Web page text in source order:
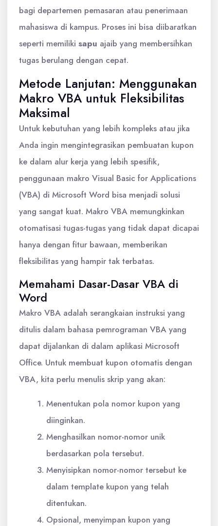
bagi departemen pemasaran atau penerimaan
mahasiswa di kampus. Proses ini bisa diibaratkan
seperti memiliki sapu ajaib yang membersihkan
tugas berulang dengan cepat.
Metode Lanjutan: Menggunakan
Makro VBA untuk Fleksibilitas
Maksimal
Untuk kebutuhan yang lebih kompleks atau jika
Anda ingin mengintegrasikan pembuatan kupon
ke dalam alur kerja yang lebih spesifik,
penggunaan makro Visual Basic for Applications
(VBA) di Microsoft Word bisa menjadi solusi
yang sangat kuat. Makro VBA memungkinkan
otomatisasi tugas-tugas yang tidak dapat dicapai
hanya dengan fitur bawaan, memberikan
fleksibilitas yang hampir tak terbatas.
Memahami Dasar-Dasar VBA di
Word
Makro VBA adalah serangkaian instruksi yang
ditulis dalam bahasa pemrograman VBA yang
dapat dijalankan di dalam aplikasi Microsoft
Office. Untuk membuat kupon otomatis dengan
VBA, kita perlu menulis skrip yang akan:
Menentukan pola nomor kupon yang
diinginkan.
Menghasilkan nomor-nomor unik
berdasarkan pola tersebut.
Menyisipkan nomor-nomor tersebut ke
dalam template kupon yang telah
ditentukan.
Opsional, menyimpan kupon yang